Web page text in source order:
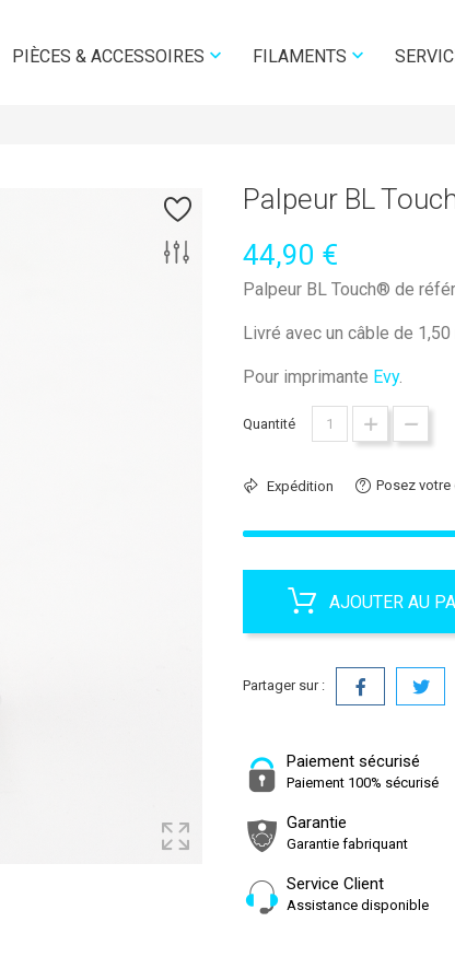
PIÈCES & ACCESSOIRES  FILAMENTS 
Palpeur BL
44,90 €
Palpeur BL Touch® de
Livré avec un câble de 1,50
Pour imprimante Evy.
Quantité
Expédition Posez votre
AJOUTER AU
Partager sur :
Paiement sécurisé
Paiement 100% sécurisé
Garantie
Garantie fabriquant
Service Client
Assistance disponible